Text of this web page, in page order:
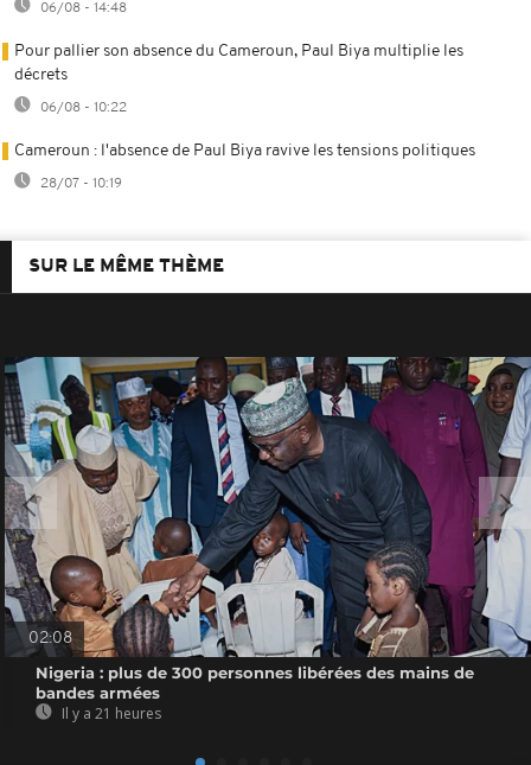
06/08 - 14:48
Pour pallier son absence du Cameroun, Paul Biya multiplie les
décrets
06/08 - 10:22
Cameroun : l'absence de Paul Biya ravive les tensions politiques
28/07 - 10:19
SUR LE MÊME THÈME
02:08
Nigeria : plus de 300 personnes libérées des mains de
bandes armées
Il y a 21 heures